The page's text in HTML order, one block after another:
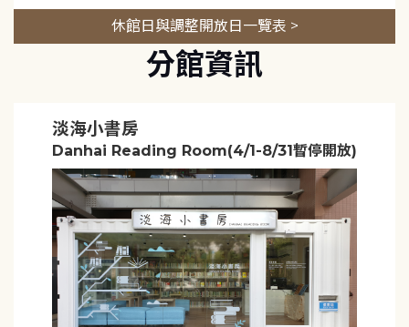
休館日與調整開放日一覽表 >
分館資訊
淡海小書房
Danhai Reading Room(4/1-8/31暫停開放)